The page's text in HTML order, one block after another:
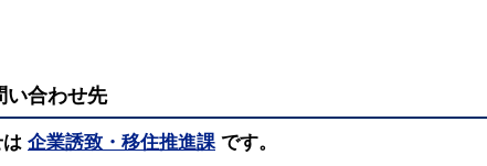
い合わせ先
企業誘致・移住推進課 です。